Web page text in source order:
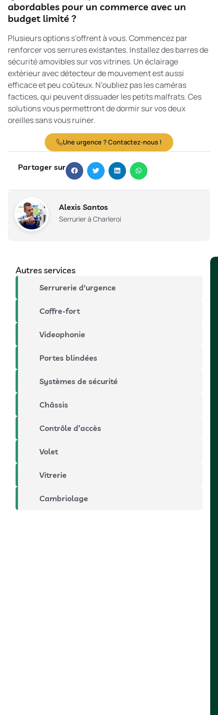
abordables pour un commerce avec un
budget limité ?
Plusieurs options s’offrent à vous. Commencez par
renforcer vos serrures existantes. Installez des barres de
sécurité amovibles sur vos vitrines. Un éclairage
extérieur avec détecteur de mouvement est aussi
efficace et peu coûteux. N’oubliez pas les caméras
factices, qui peuvent dissuader les petits malfrats. Ces
solutions vous permettront de dormir sur vos deux
oreilles sans vous ruiner.
Une urgence ? Contactez-nous !
Partager sur
Alexis Santos
Serrurier à Charleroi
Autres services
Serrurerie d'urgence
Coffre-fort
Videophonie
Portes blindées
Systèmes de sécurité
Châssis
Contrôle d’accès
Volet
Vitrerie
Cambriolage